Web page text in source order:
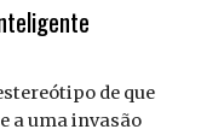
de que
a uma invasão